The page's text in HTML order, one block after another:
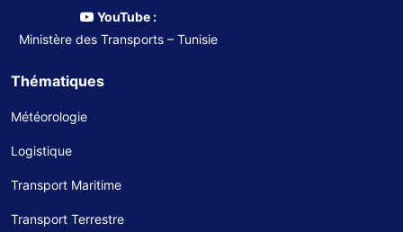
YouTube :
Ministère des Transports – Tunisie
Thématiques
Météorologie
Logistique
Transport Maritime
Transport Terrestre